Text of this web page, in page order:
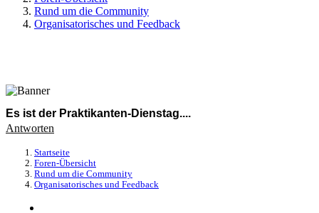
Rund um die Community
Organisatorisches und Feedback
Es ist der Praktikanten-Dienstag....
Antworten
Startseite
Foren-Übersicht
Rund um die Community
Organisatorisches und Feedback